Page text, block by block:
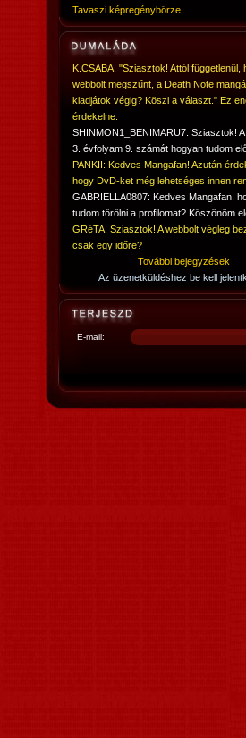
Tavaszi képregénybörze
K.CSABA: "Sziasztok! Attól függetlenül,
webbolt megszűnt, a Death Note
kiadjátok végig? Köszi a választ." Ez
érdekelne.
SHINMON1_BENIMARU7: Sziasztok!
3. évfolyam 9. számát hogyan tudom
PANKII: Kedves Mangafan! Azután
hogy DvD-ket még lehetséges innen
GABRIELLA0807: Kedves Mangafan,
tudom törölni a profilomat? Köszönöm
GRéTA: Sziasztok! A webbolt végleg
csak egy időre?
További bejegyzések
Az üzenetküldéshez be kell
E-mail: